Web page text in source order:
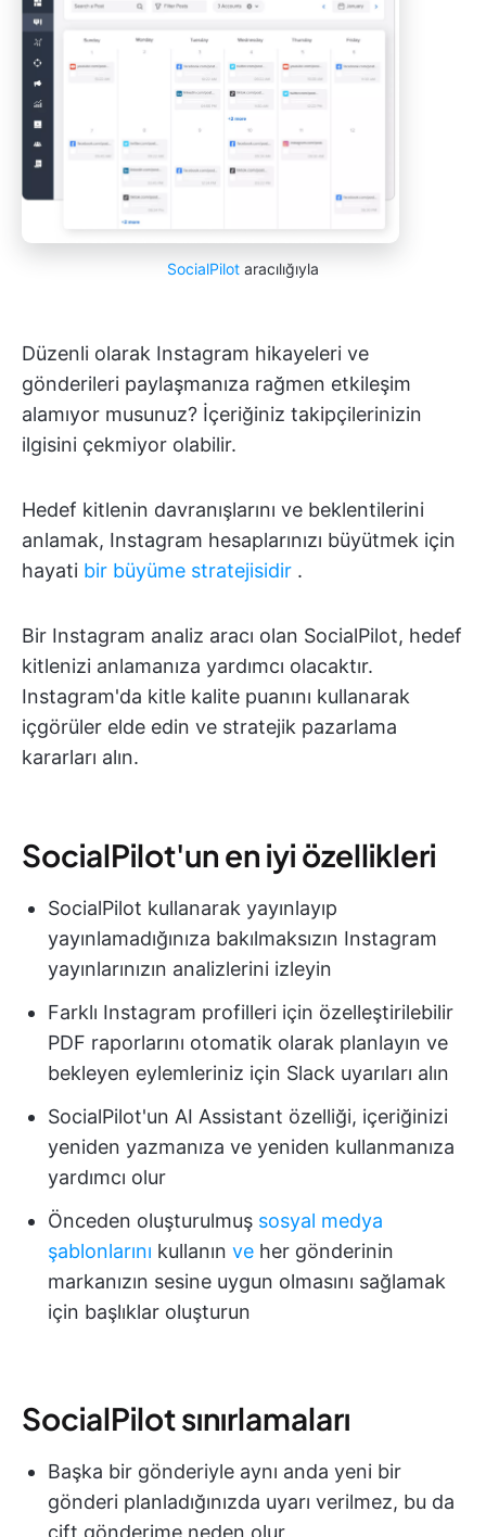
SocialPilot aracılığıyla
Düzenli olarak Instagram hikayeleri ve
gönderileri paylaşmanıza rağmen etkileşim
alamıyor musunuz? İçeriğiniz takipçilerinizin
ilgisini çekmiyor olabilir.
Hedef kitlenin davranışlarını ve beklentilerini
anlamak, Instagram hesaplarınızı büyütmek için
hayati bir büyüme stratejisidir .
Bir Instagram analiz aracı olan SocialPilot, hedef
kitlenizi anlamanıza yardımcı olacaktır.
Instagram'da kitle kalite puanını kullanarak
içgörüler elde edin ve stratejik pazarlama
kararları alın.
SocialPilot'un en iyi özellikleri
SocialPilot kullanarak yayınlayıp
yayınlamadığınıza bakılmaksızın Instagram
yayınlarınızın analizlerini izleyin
Farklı Instagram profilleri için özelleştirilebilir
PDF raporlarını otomatik olarak planlayın ve
bekleyen eylemleriniz için Slack uyarıları alın
SocialPilot'un AI Assistant özelliği, içeriğinizi
yeniden yazmanıza ve yeniden kullanmanıza
yardımcı olur
Önceden oluşturulmuş sosyal medya
şablonlarını kullanın ve her gönderinin
markanızın sesine uygun olmasını sağlamak
için başlıklar oluşturun
SocialPilot sınırlamaları
Başka bir gönderiyle aynı anda yeni bir
gönderi planladığınızda uyarı verilmez, bu da
çift gönderime neden olur